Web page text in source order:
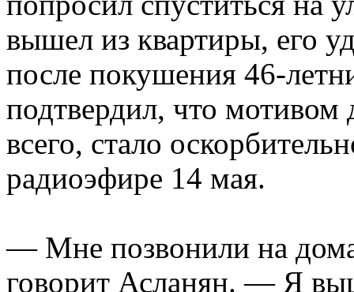
вышел из квартиры, его
после покушения 46-
подтвердил, что мотивом
всего, стало
радиоэфире 14 мая.
— Мне позвонили на
говорит Асланян. — Я